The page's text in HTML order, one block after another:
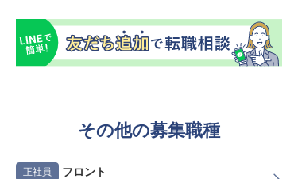
その他の募集職種
正社員 フロント